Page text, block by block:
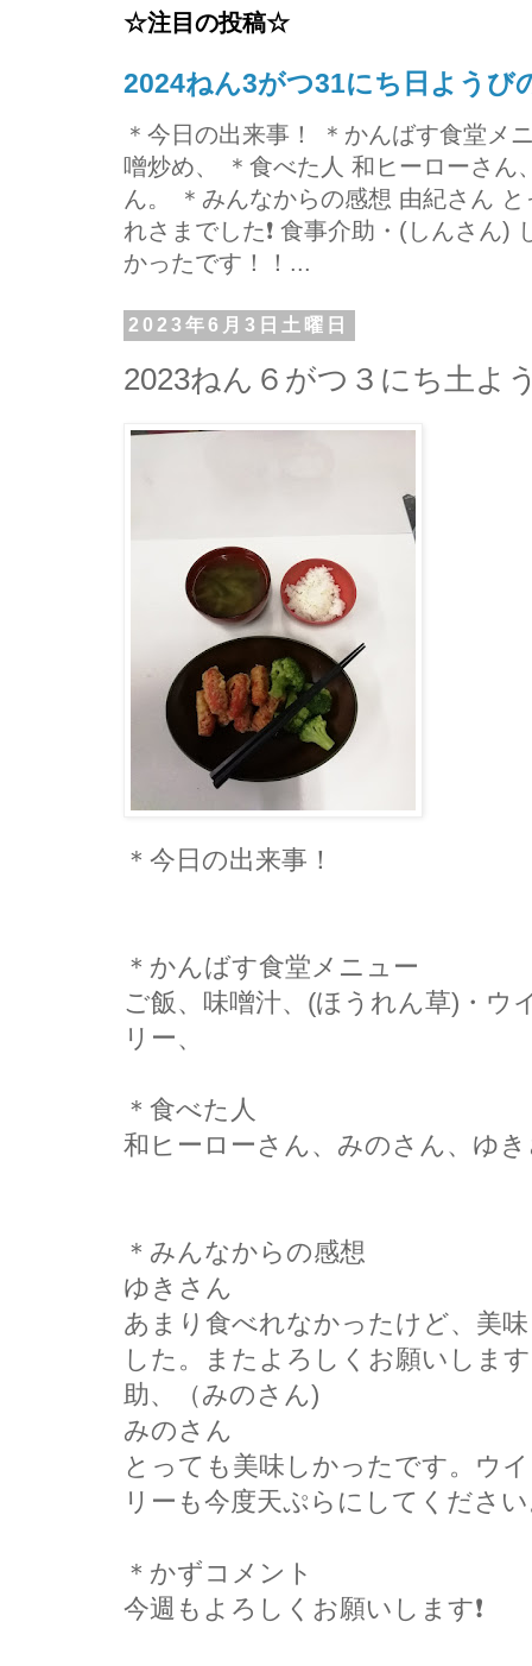
☆注目の投稿☆
2024ねん3がつ31にち日ようび
＊今日の出来事！ ＊かんばす食堂メ
噌炒め、 ＊食べた人 和ヒーローさん
ん。 ＊みんなからの感想 由紀さん
れさまでした❗ 食事介助・(しんさん)
かったです！！...
2023年6月3日土曜日
2023ねん６がつ３にち土よ
＊今日の出来事！
＊かんばす食堂メニュー
ご飯、味噌汁、(ほうれん草)・ウ
リー、
＊食べた人
和ヒーローさん、みのさん、ゆ
＊みんなからの感想
ゆきさん
あまり食べれなかったけど、美
した。またよろしくお願いします
助、（みのさん)
みのさん
とっても美味しかったです。ウ
リーも今度天ぷらにしてくださ
＊かずコメント
今週もよろしくお願いします❗